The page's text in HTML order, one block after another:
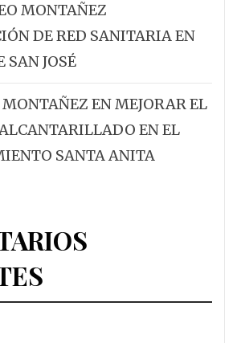
MONTAÑEZ
DE RED SANITARIA EN
SAN JOSÉ
EN MEJORAR EL
EN EL
SANTA ANITA